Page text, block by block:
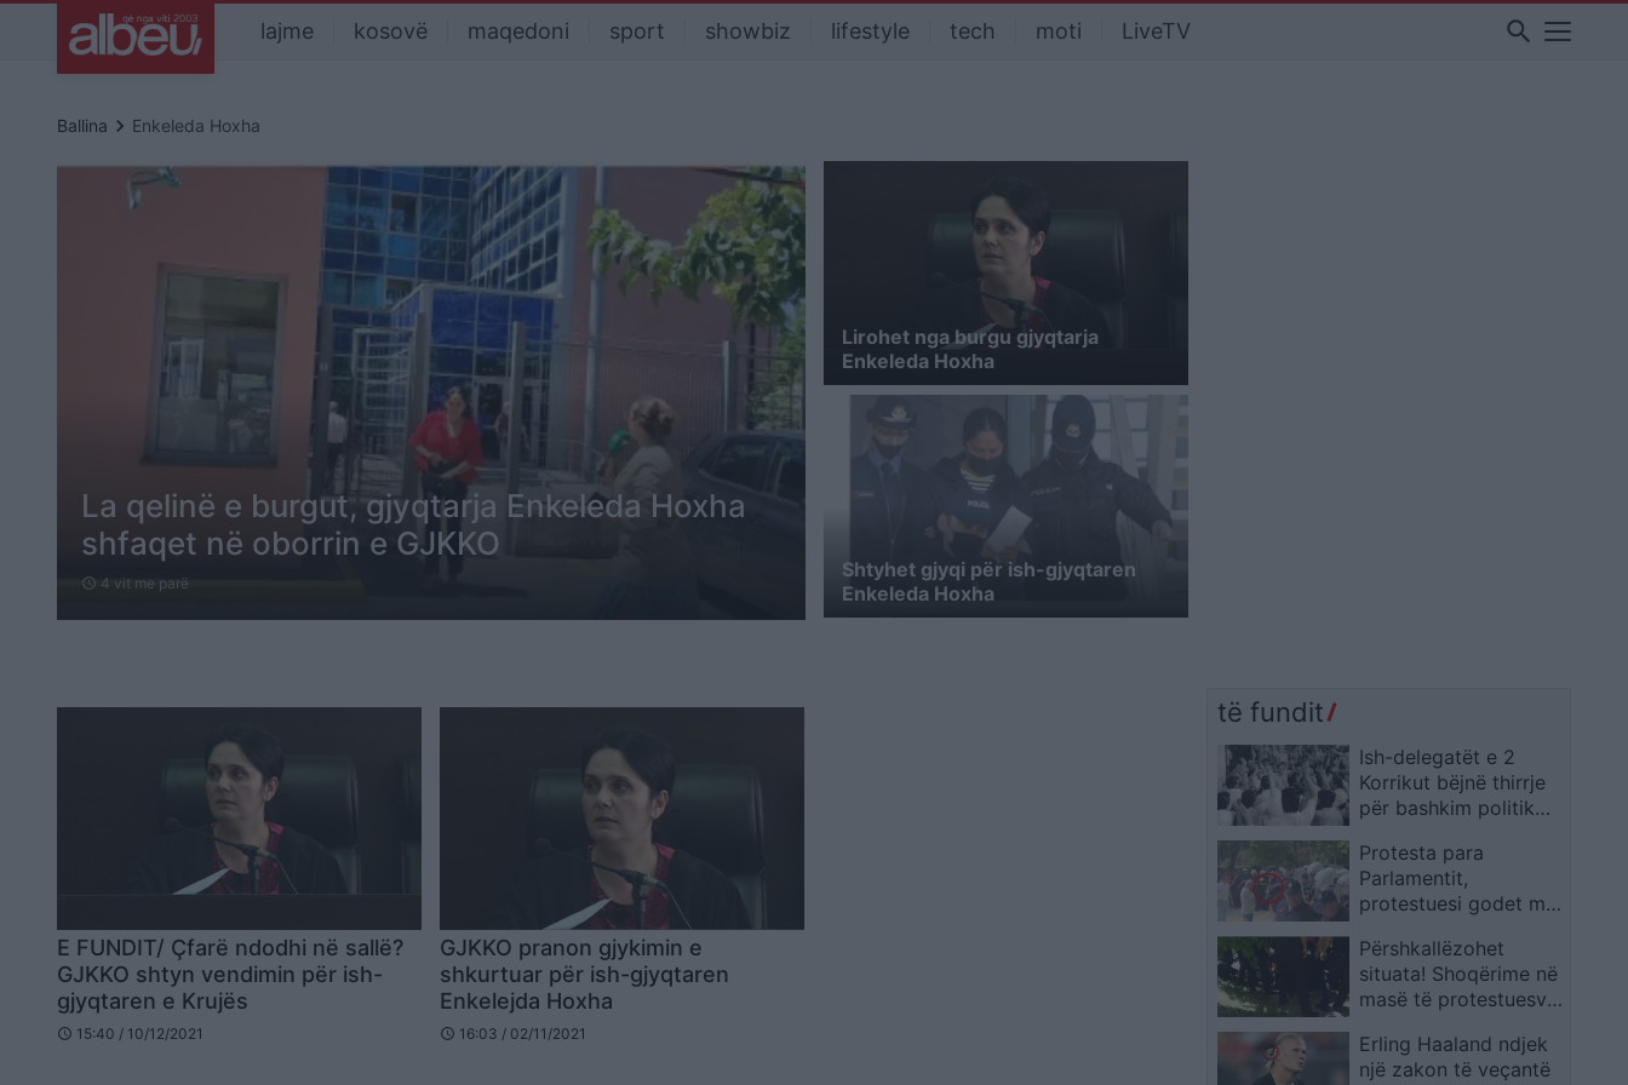
lajme kosovë maqedoni sport showbiz lifestyle tech moti LiveTV search
Ballina keyboard_arrow_right Enkeleda Hoxha
La qelinë e burgut, gjyqtarja Enkeleda Hoxha
shfaqet në oborrin e GJKKO
schedule 4 vit me parë
Lirohet nga burgu gjyqtarja
Enkeleda Hoxha
Shtyhet gjyqi për ish-gjyqtaren
Enkeleda Hoxha
E FUNDIT/ Çfarë ndodhi në sallë?
GJKKO shtyn vendimin për ish-
gjyqtaren e Krujës
schedule 15:40 / 10/12/2021
GJKKO pranon gjykimin e
shkurtuar për ish-gjyqtaren
Enkelejda Hoxha
schedule 16:03 / 02/11/2021
të fundit
Ish-delegatët e 2
Korrikut bëjnë thirrje
për bashkim politik
të institucioneve
Protesta para
Parlamentit,
protestuesi godet me
efektiv policie
Përshkallëzohet
situata! Shoqërime në
masë të protestuesve,
prangosur, policët
pengojnë pamjet
Erling Haaland ndjek
një zakon të veçantë